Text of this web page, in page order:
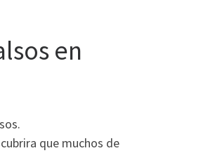
en
que muchos de